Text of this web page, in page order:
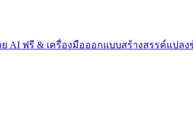
ย AI ฟรี & เครื่องมือออกแบบสร้างสรรค์แปล